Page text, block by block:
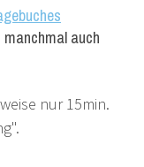
auch
nur 15min.